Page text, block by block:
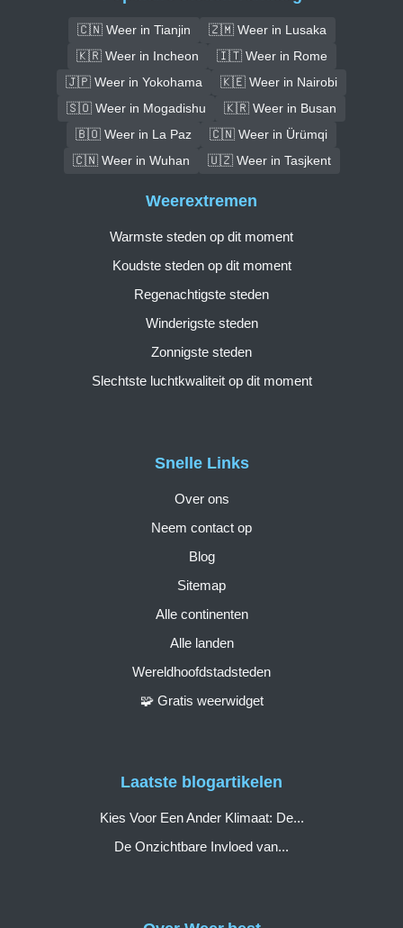
🇨🇳 Weer in Tianjin
🇿🇲 Weer in Lusaka
🇰🇷 Weer in Incheon
🇮🇹 Weer in Rome
🇯🇵 Weer in Yokohama
🇰🇪 Weer in Nairobi
🇸🇴 Weer in Mogadishu
🇰🇷 Weer in Busan
🇧🇴 Weer in La Paz
🇨🇳 Weer in Ürümqi
🇨🇳 Weer in Wuhan
🇺🇿 Weer in Tasjkent
Snelle Links
Over ons
Neem contact op
Blog
Sitemap
Alle continenten
Alle landen
Wereldhoofdstadsteden
🧩 Gratis weerwidget
Weerextremen
Warmste steden op dit moment
Koudste steden op dit moment
Regenachtigste steden
Winderigste steden
Zonnigste steden
Slechtste luchtkwaliteit op dit moment
Laatste blogartikelen
Kies Voor Een Ander Klimaat: De...
De Onzichtbare Invloed van...